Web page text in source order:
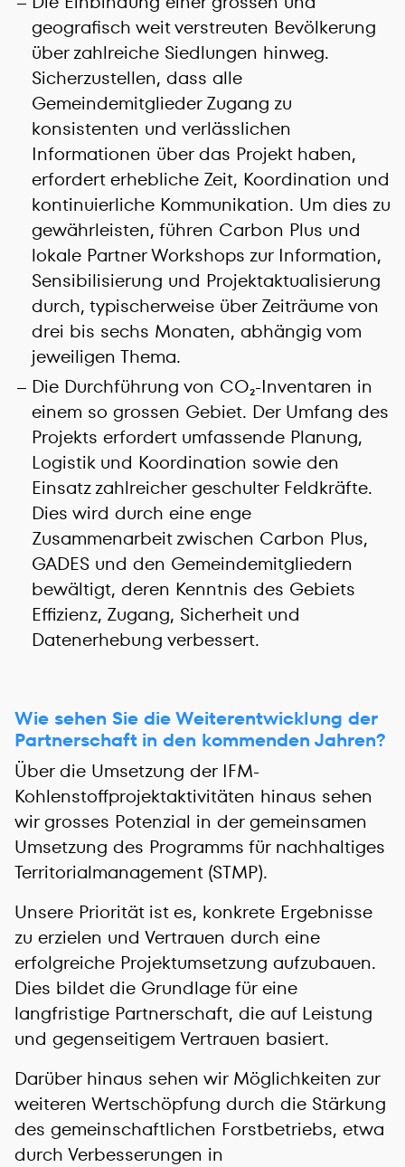
geografisch weit verstreuten Bevölkerung
über zahlreiche Siedlungen hinweg.
Sicherzustellen, dass alle
Gemeindemitglieder Zugang zu
konsistenten und verlässlichen
Informationen über das Projekt haben,
erfordert erhebliche Zeit, Koordination und
kontinuierliche Kommunikation. Um dies zu
gewährleisten, führen Carbon Plus und
lokale Partner Workshops zur Information,
Sensibilisierung und Projektaktualisierung
durch, typischerweise über Zeiträume von
drei bis sechs Monaten, abhängig vom
jeweiligen Thema.
Die Durchführung von CO₂-Inventaren in
einem so grossen Gebiet. Der Umfang des
Projekts erfordert umfassende Planung,
Logistik und Koordination sowie den
Einsatz zahlreicher geschulter Feldkräfte.
Dies wird durch eine enge
Zusammenarbeit zwischen Carbon Plus,
GADES und den Gemeindemitgliedern
bewältigt, deren Kenntnis des Gebiets
Effizienz, Zugang, Sicherheit und
Datenerhebung verbessert.
Wie sehen Sie die Weiterentwicklung der
Partnerschaft in den kommenden Jahren?
Über die Umsetzung der IFM-
Kohlenstoffprojektaktivitäten hinaus sehen
wir grosses Potenzial in der gemeinsamen
Umsetzung des Programms für nachhaltiges
Territorialmanagement (STMP).
Unsere Priorität ist es, konkrete Ergebnisse
zu erzielen und Vertrauen durch eine
erfolgreiche Projektumsetzung aufzubauen.
Dies bildet die Grundlage für eine
langfristige Partnerschaft, die auf Leistung
und gegenseitigem Vertrauen basiert.
Darüber hinaus sehen wir Möglichkeiten zur
weiteren Wertschöpfung durch die Stärkung
des gemeinschaftlichen Forstbetriebs, etwa
durch Verbesserungen in